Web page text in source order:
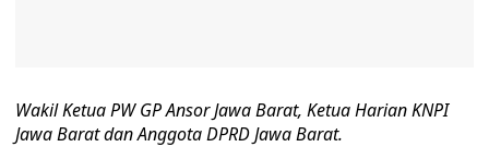
Wakil Ketua PW GP Ansor Jawa Barat, Ketua Harian KNPI
Jawa Barat dan Anggota DPRD Jawa Barat.